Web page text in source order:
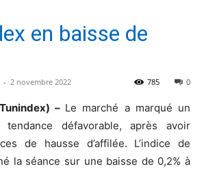
en baisse de
- 2 novembre 2022 0
785
– Le marché a marqué un
tendance défavorable, après avoir
de hausse d’affilée. L’indice de
la séance sur une baisse de 0,2% à